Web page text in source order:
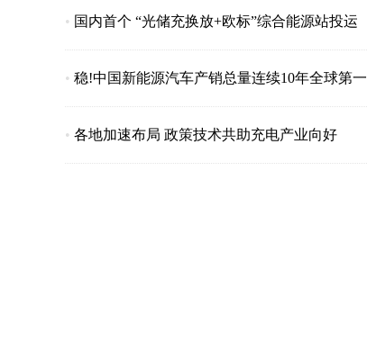
• 国内首个 “光储充换放+欧标”综合能源站投运
• 稳!中国新能源汽车产销总量连续10年全球第一
• 各地加速布局 政策技术共助充电产业向好